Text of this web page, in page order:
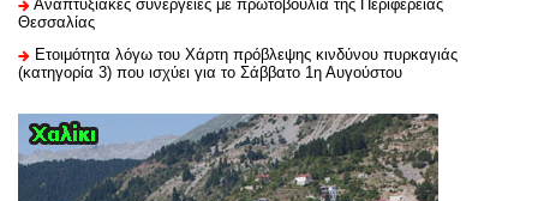
Αναπτυξιακές συνέργειες με πρωτοβουλία της Περιφέρειας
Θεσσαλίας
Ετοιμότητα λόγω του Χάρτη πρόβλεψης κινδύνου πυρκαγιάς
(κατηγορία 3) που ισχύει για το Σάββατο 1η Αυγούστου